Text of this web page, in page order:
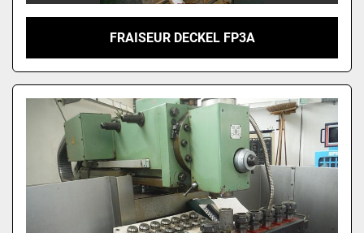
FRAISEUR DECKEL FP3A